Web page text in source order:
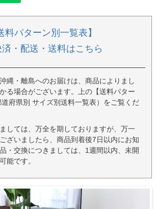
料パターン別一覧表】
・配送・送料はこちら
縄・離島へのお届けは、商品によりまし
る場合がございます。上の【送料パター
府県別 サイズ別送料一覧表）をご覧くだ
しては、万全を期しておりますが、万一
ざいましたら、商品到着後7日以内にお知
・交換につきましては、1週間以内、未開
能です。